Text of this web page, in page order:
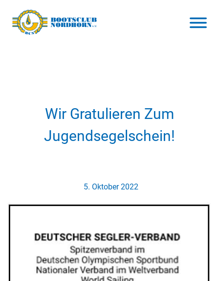
Wir Gratulieren Zum
Jugendsegelschein!
5. Oktober 2022